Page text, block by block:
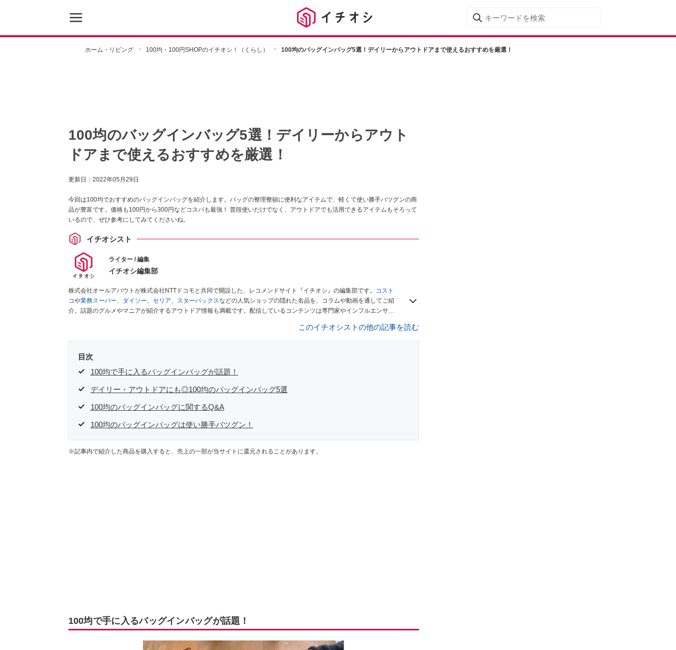
ホーム・リビング 100均・100円SHOPのイチオシ！（くらし） 100均のバッグインバッグ5選！デイリーからアウトドアまで使えるおすすめを厳選！
100均のバッグインバッグ5選！デイリーからアウト
ドアまで使えるおすすめを厳選！
更新日： 2022年05月29日
今回は100均でおすすめのバッグインバッグを紹介します。バッグの整理整頓に便利なアイテムで、軽くて使い勝手バツグンの商
品が豊富です。価格も100円から300円などコスパも最強！ 普段使いだけでなく、アウトドアでも活用できるアイテムもそろって
いるので、ぜひ参考にしてみてくださいね。
イチオシスト
ライター / 編集
イチオシ編集部
株式会社オールアバウトが株式会社NTTドコモと共同で開設した、レコメンドサイト『イチオシ』の編集部です。
コスト
コや業務スーパー、 ダイソー、 セリア、 スターバックスなどの人気ショップの隠れた名品を、コラムや動画を通してご紹
介。話題のグルメやマニアが紹介するアウトドア情報も満載です。配信しているコンテンツは専門家やインフルエンサー
このイチオシストの他の記事を読む
目次
100均で手に入るバッグインバッグが話題！
デイリー・アウトドアにも◎100均のバッグインバッグ5選
100均のバッグインバッグに関するQ&A
100均のバッグインバッグは使い勝手バツグン！
※記事内で紹介した商品を購入すると、売上の一部が当サイトに還元されることがあります。
100均で手に入るバッグインバッグが話題！